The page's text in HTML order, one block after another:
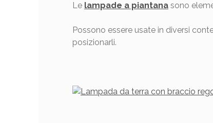
Le lampade a piantanasono
Possono essere usate in diversi
posizionarli.